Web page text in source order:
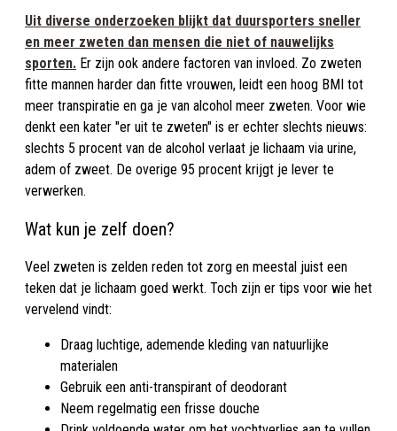
Uit diverse onderzoeken blijkt dat duursporters sneller
en meer zweten dan mensen die niet of nauwelijks
sporten. Er zijn ook andere factoren van invloed. Zo zweten
fitte mannen harder dan fitte vrouwen, leidt een hoog BMI tot
meer transpiratie en ga je van alcohol meer zweten. Voor wie
denkt een kater "er uit te zweten" is er echter slechts nieuws:
slechts 5 procent van de alcohol verlaat je lichaam via urine,
adem of zweet. De overige 95 procent krijgt je lever te
verwerken.
Wat kun je zelf doen?
Veel zweten is zelden reden tot zorg en meestal juist een
teken dat je lichaam goed werkt. Toch zijn er tips voor wie het
vervelend vindt:
Draag luchtige, ademende kleding van natuurlijke
materialen
Gebruik een anti-transpirant of deodorant
Neem regelmatig een frisse douche